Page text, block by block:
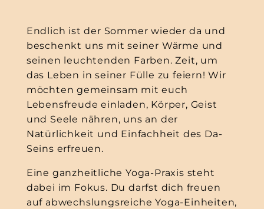
Endlich ist der Sommer wieder da und
beschenkt uns mit seiner Wärme und
seinen leuchtenden Farben. Zeit, um
das Leben in seiner Fülle zu feiern! Wir
möchten gemeinsam mit euch
Lebensfreude einladen, Körper, Geist
und Seele nähren, uns an der
Natürlichkeit und Einfachheit des Da-
Seins erfreuen.
Eine ganzheitliche Yoga-Praxis steht
dabei im Fokus. Du darfst dich freuen
auf abwechslungsreiche Yoga-Einheiten,